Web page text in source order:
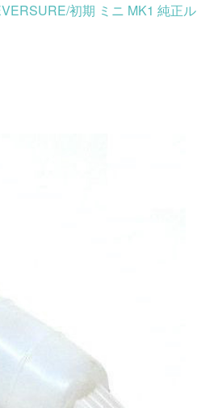
初期 ミニ MK1 純正